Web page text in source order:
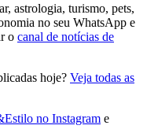
astrologia, turismo, pets,
no seu WhatsApp e
o canal de notícias de
hoje? Veja todas as
no Instagram e